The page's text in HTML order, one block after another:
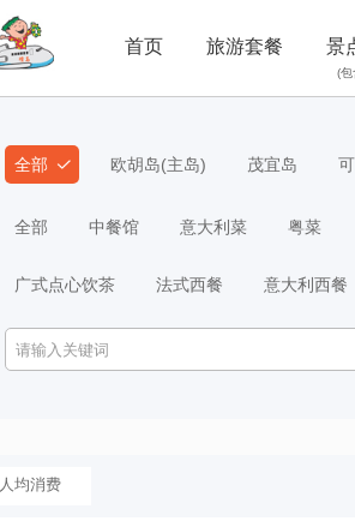
首页 旅游套餐 景
(包
全部 欧胡岛(主岛) 茂宜岛
全部 中餐馆 意大利菜 粤菜
广式点心饮茶 法式西餐 意大利西餐
人均消费